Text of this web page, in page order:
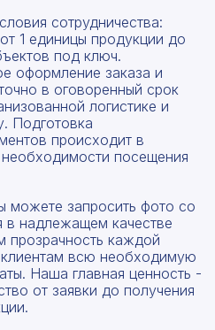
сотрудничества:
1 единицы продукции до
под ключ.
оформление заказа и
в оговоренный срок
логистике и
Подготовка
происходит в
посещения
можете запросить фото со
в надлежащем качестве
прозрачность каждой
клиентам всю необходимую
Наша главная ценность -
от заявки до получения